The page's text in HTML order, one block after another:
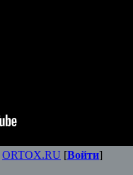
ORTOX.RU [Войти]